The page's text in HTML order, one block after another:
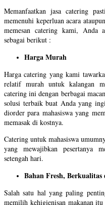
Memanfaatkan jasa catering
memenuhi keperluan acara
memesan catering kami, Anda
sebagai berikut :
Harga Murah
Harga catering yang kami
relatif murah untuk kalangan
catering ini dengan berbagai
solusi terbaik buat Anda yang
diorder para mahasiswa yang
memasak di kostnya.
Catering untuk mahasiswa
yang mewajibkan pesertanya
setengah hari.
Bahan Fresh,
Salah satu hal yang paling
memilih kehigienisan makanan